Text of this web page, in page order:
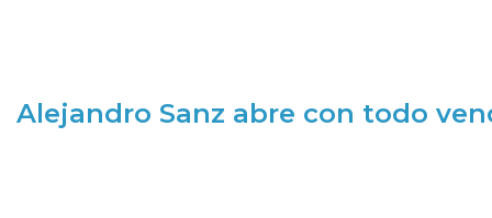
Alejandro Sanz abre con todo